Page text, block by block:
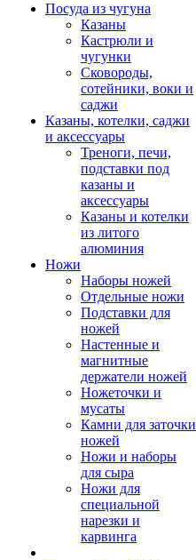
Посуда из чугуна
Казаны
Кастрюли и
чугунки
Сковороды,
сотейники, воки и
саджи
Казаны, котелки, саджи
и аксессуары
Треноги, печи,
подставки под
казаны и
аксессуары
Казаны и котелки
из литого
алюминия
Ножи
Наборы ножей
Отдельные ножи
Подставки для
ножей
Настенные и
магнитные
держатели ножей
Ножеточки и
мусаты
Камни для заточки
ножей
Ножи и наборы
для сыра
Ножи для
специальной
нарезки и
карвинга